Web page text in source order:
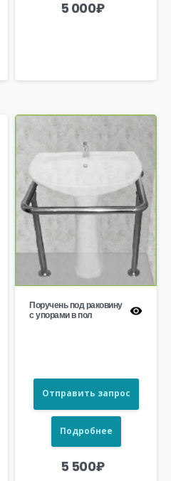
5 000₽
Поручень под раковину
с упорами в пол
Отправить запрос
Подробнее
5 500₽